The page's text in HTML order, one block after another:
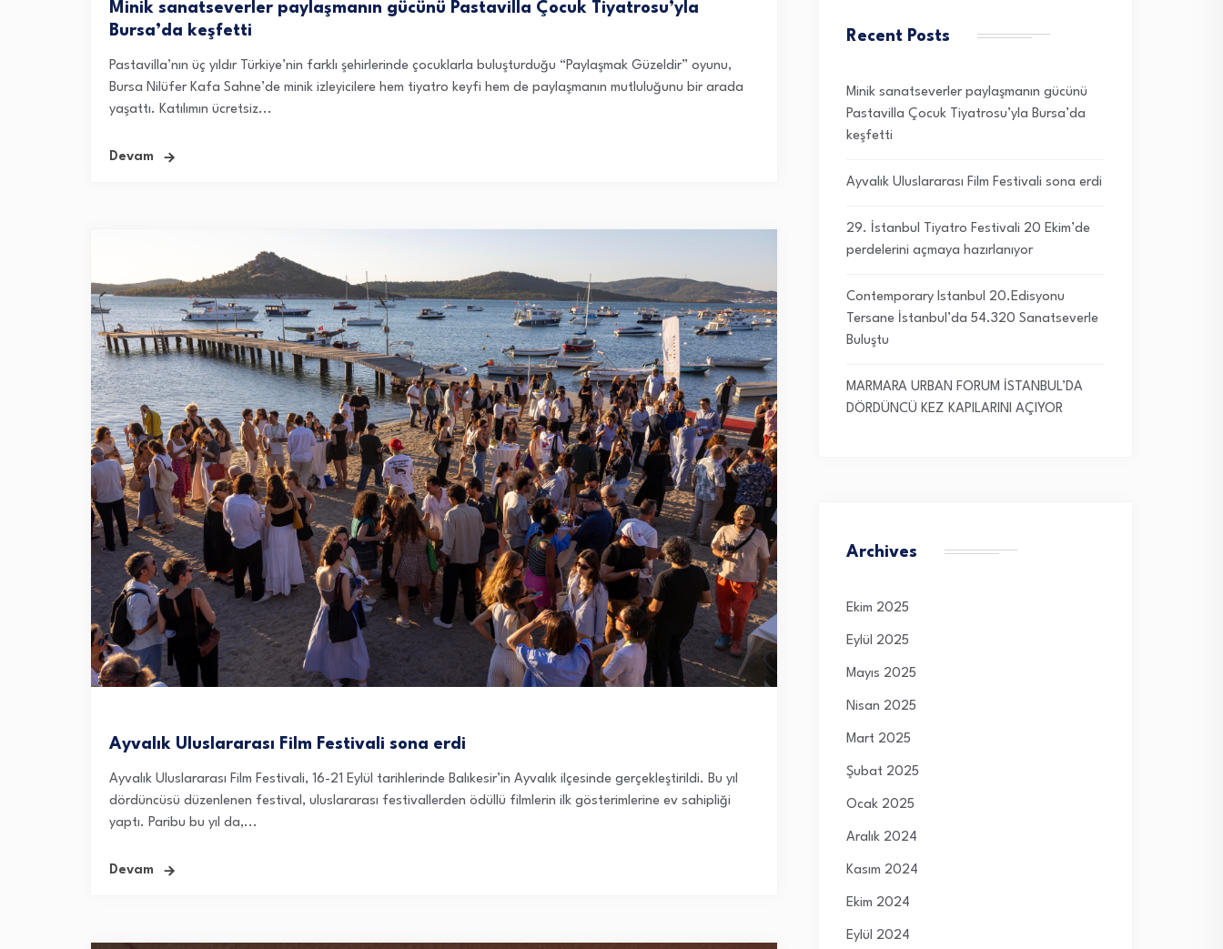
Minik sanatseverler paylaşmanın gücünü Pastavilla Çocuk Tiyatrosu’yla
Bursa’da keşfetti
Pastavilla’nın üç yıldır Türkiye’nin farklı şehirlerinde çocuklarla buluşturduğu “Paylaşmak Güzeldir” oyunu,
Bursa Nilüfer Kafa Sahne’de minik izleyicilere hem tiyatro keyfi hem de paylaşmanın mutluluğunu bir arada
yaşattı. Katılımın ücretsiz...
Devam
Ayvalık Uluslararası Film Festivali sona erdi
Ayvalık Uluslararası Film Festivali, 16-21 Eylül tarihlerinde Balıkesir’in Ayvalık ilçesinde gerçekleştirildi. Bu yıl
dördüncüsü düzenlenen festival, uluslararası festivallerden ödüllü filmlerin ilk gösterimlerine ev sahipliği
yaptı. Paribu bu yıl da,...
Devam
Recent Posts
Minik sanatseverler paylaşmanın gücünü
Pastavilla Çocuk Tiyatrosu’yla Bursa’da
keşfetti
Ayvalık Uluslararası Film Festivali sona erdi
29. İstanbul Tiyatro Festivali 20 Ekim’de
perdelerini açmaya hazırlanıyor
Contemporary Istanbul 20.Edisyonu
Tersane İstanbul’da 54.320 Sanatseverle
Buluştu
MARMARA URBAN FORUM İSTANBUL’DA
DÖRDÜNCÜ KEZ KAPILARINI AÇIYOR
Archives
Ekim 2025
Eylül 2025
Mayıs 2025
Nisan 2025
Mart 2025
Şubat 2025
Ocak 2025
Aralık 2024
Kasım 2024
Ekim 2024
Eylül 2024